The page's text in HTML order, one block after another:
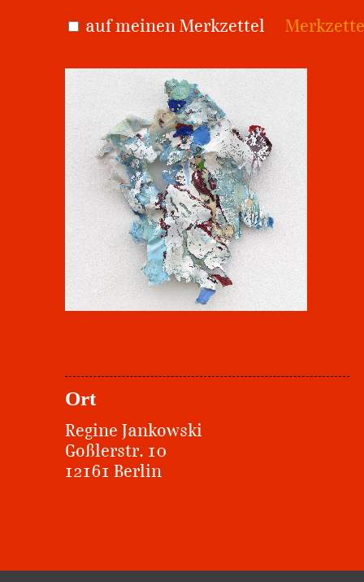
auf meinen Merkzettel
Ort
Regine Jankowski
Goßlerstr. 10
12161 Berlin